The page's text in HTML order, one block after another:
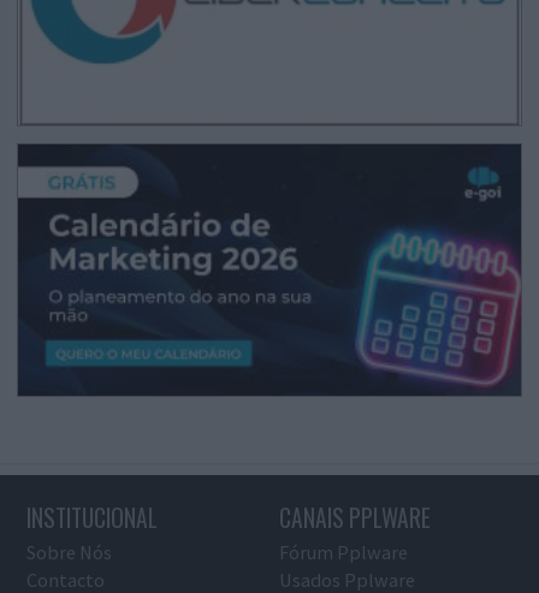
INSTITUCIONAL
Sobre Nós
Contacto
CANAIS PPLWARE
Fórum Pplware
Usados Pplware